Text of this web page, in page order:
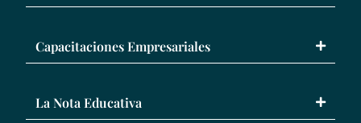
Capacitaciones Empresariales
La Nota Educativa